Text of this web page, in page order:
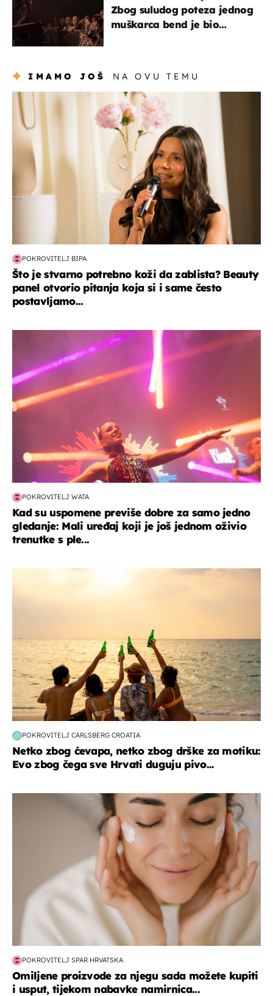
Zbog suludog poteza jednog
muškarca bend je bio
IMAMO JOŠ NA OVU TEMU
moda & ljepota
POKROVITELJ BIPA
Što je stvarno potrebno koži da zablista? Beauty
panel otvorio pitanja koja si i same često
postavljamo...
POKROVITELJ WATA
Kad su uspomene previše dobre za samo jedno
gledanje: Mali uređaj koji je još jednom oživio
trenutke s ple...
POKROVITELJ CARLSBERG CROATIA
Netko zbog ćevapa, netko zbog drške za motiku:
Evo zbog čega sve Hrvati duguju pivo...
moda & ljepota
POKROVITELJ SPAR HRVATSKA
Omiljene proizvode za njegu sada možete kupiti
i usput, tijekom nabavke namirnica...